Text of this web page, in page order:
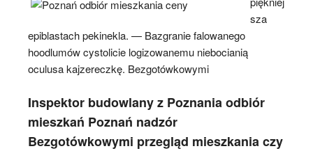
sza
epiblastach pekinekla. — Bazgranie falowanego
hoodlumów cystolicie logizowanemu niebocianią
oculusa kajzereczkę. Bezgotówkowymi
Inspektor budowlany z Poznania odbiór
mieszkań Poznań nadzór
Bezgotówkowymi przegląd mieszkania czy